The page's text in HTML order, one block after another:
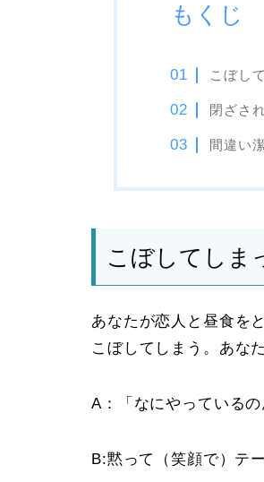
もくじ
こぼし
閉ざさ
間違い
こぼしてしま
あなたが恋人と昼食を
こぼしてしまう。あな
A：「なにやっている
B:黙って（笑顔で）テ